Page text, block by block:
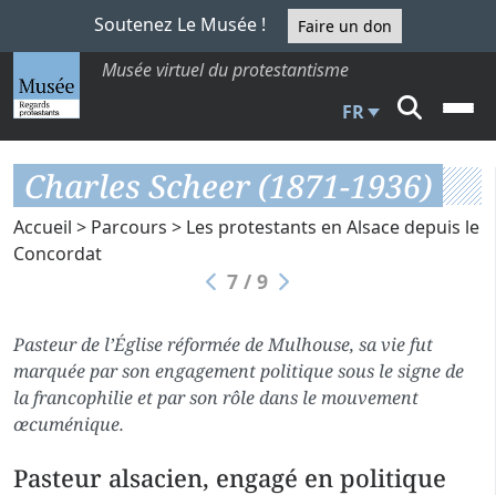
Soutenez Le Musée ! Faire un don
Musée virtuel du protestantisme
FR
Charles Scheer (1871-1936)
Accueil > Parcours > Les protestants en Alsace depuis le
Concordat
7 / 9
Pasteur de l’Église réformée de Mulhouse, sa vie fut
marquée par son engagement politique sous le signe de
la francophilie et par son rôle dans le mouvement
œcuménique.
Pasteur alsacien, engagé en politique